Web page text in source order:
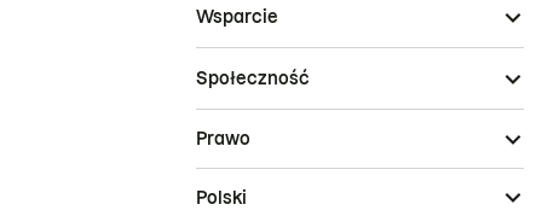
Wsparcie
Społeczność
Prawo
Polski